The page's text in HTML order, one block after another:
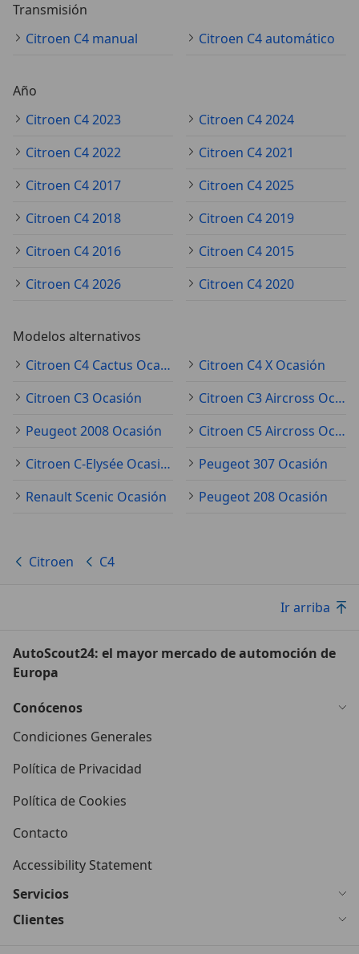
Transmisión
Citroen C4 manual
Citroen C4 automático
Año
Citroen C4 2023
Citroen C4 2024
Citroen C4 2022
Citroen C4 2021
Citroen C4 2017
Citroen C4 2025
Citroen C4 2018
Citroen C4 2019
Citroen C4 2016
Citroen C4 2015
Citroen C4 2026
Citroen C4 2020
Modelos alternativos
Citroen C4 Cactus Ocasión
Citroen C4 X Ocasión
Citroen C3 Ocasión
Citroen C3 Aircross Ocasión
Peugeot 2008 Ocasión
Citroen C5 Aircross Ocasión
Citroen C-Elysée Ocasión
Peugeot 307 Ocasión
Renault Scenic Ocasión
Peugeot 208 Ocasión
Citroen C4
Ir arriba
AutoScout24: el mayor mercado de automoción de
Europa
Conócenos
Condiciones Generales
Política de Privacidad
Política de Cookies
Contacto
Accessibility Statement
Servicios
Clientes